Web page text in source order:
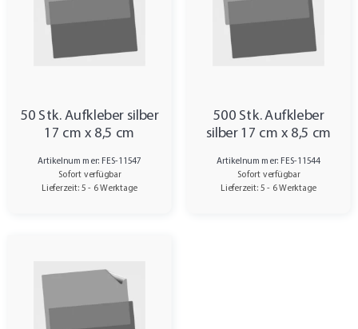
50 Stk. Aufkleber silber
17 cm x 8,5 cm
Artikelnummer: FES-11547
Sofort verfügbar
Lieferzeit: 5 - 6 Werktage
500 Stk. Aufkleber
silber 17 cm x 8,5 cm
Artikelnummer: FES-11544
Sofort verfügbar
Lieferzeit: 5 - 6 Werktage